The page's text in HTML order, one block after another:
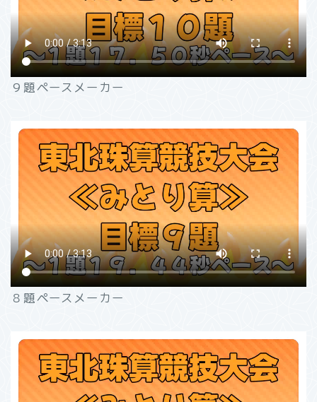
９題ペースメーカー
８題ペースメーカー